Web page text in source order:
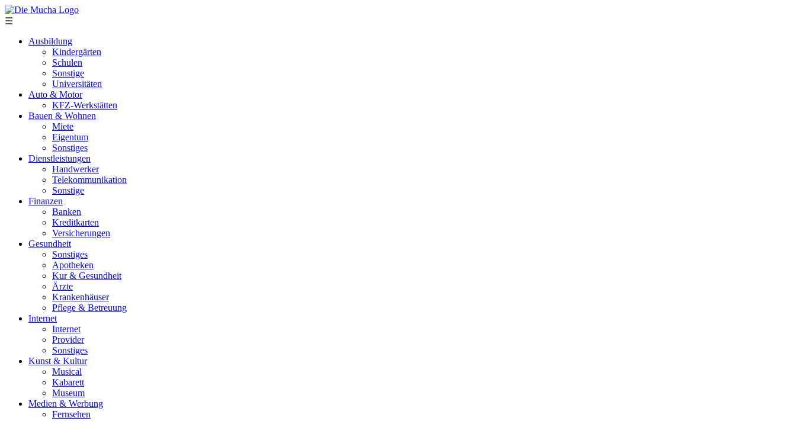
Direkt zum Inhalt
☰
Ausbildung
Kindergärten
Schulen
Sonstige
Universitäten
Auto & Motor
KFZ-Werkstätten
Bauen & Wohnen
Miete
Eigentum
Sonstiges
Dienstleistungen
Handwerker
Telekommunikation
Sonstige
Finanzen
Banken
Kreditkarten
Versicherungen
Gesundheit
Sonstiges
Apotheken
Kur & Gesundheit
Ärzte
Krankenhäuser
Pflege & Betreuung
Internet
Internet
Provider
Sonstiges
Kunst & Kultur
Musical
Kabarett
Museum
Medien & Werbung
Fernsehen